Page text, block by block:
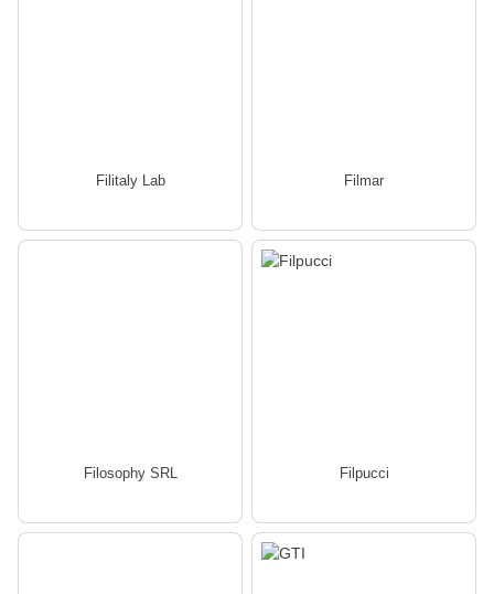
Filitaly Lab Filmar
Filosophy SRL Filpucci